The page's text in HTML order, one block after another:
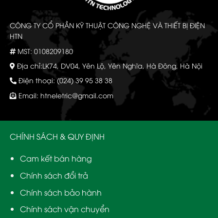
CÔNG TY CỔ PHẦN KỸ THUẬT CÔNG NGHỆ VÀ THIẾT BỊ ĐIỆN
HTN
MST: 0108209180
Địa chỉ:LK74, DV04, Yên Lộ, Yên Nghĩa, Hà Đông, Hà Nội
Điện thoại: (024) 39 95 38 38
Email: htneletric@gmail.com
CHÍNH SÁCH & QUY ĐỊNH
Cam kết bán hàng
Chính sách đổi trả
Chính sách bảo hành
Chính sách vận chuyển